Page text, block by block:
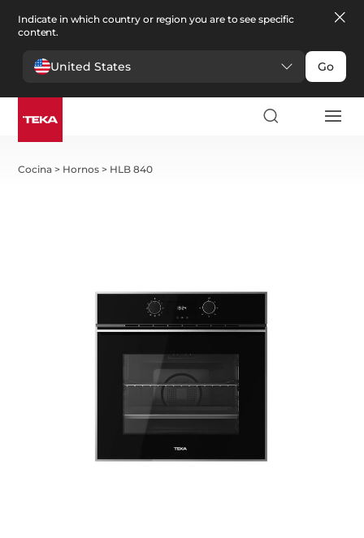
Indicate in which country or region you are to see specific
content.
United States Go
Cocina > Hornos > HLB 840